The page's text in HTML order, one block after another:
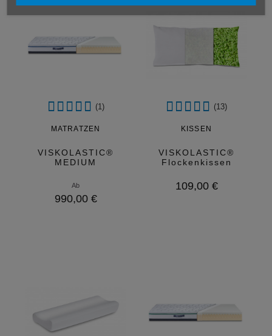
(1)
MATRATZEN
VISKOLASTIC®
MEDIUM
Ab
990,00 €
Variante
auswählen
(13)
KISSEN
VISKOLASTIC®
Flockenkissen
109,00 €
Variante
auswählen